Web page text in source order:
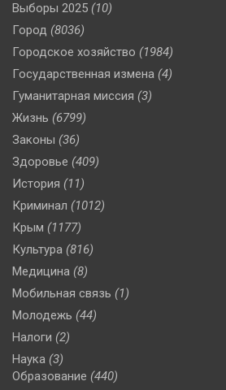
Выборы 2025 (10)
Город (8036)
Городское хозяйство (1984)
Государственная измена (4)
Гуманитарная миссия (3)
Жизнь (6799)
Законы (36)
Здоровье (409)
История (11)
Криминал (1012)
Крым (1177)
Культура (816)
Медицина (8)
Мобильная связь (1)
Молодежь (44)
Налоги (2)
Наука (3)
Образование (440)